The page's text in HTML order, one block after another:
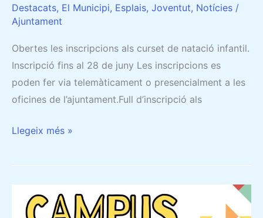
Destacats, El Municipi, Esplais, Joventut, Notícies /
Ajuntament
Obertes les inscripcions als curset de natació infantil.
Inscripció fins al 28 de juny Les inscripcions es
poden fer via telemàticament o presencialment a les
oficines de l’ajuntament.Full d’inscripció als
Llegeix més »
CAMPUS
D’ESTIU